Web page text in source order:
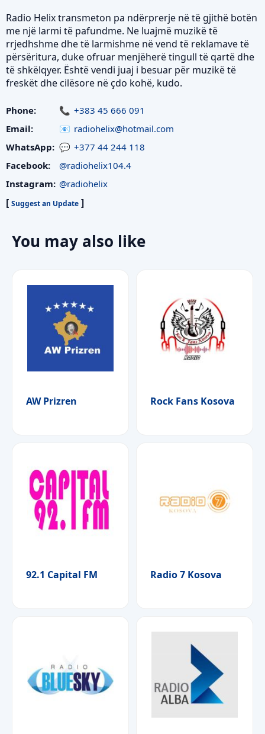
Radio Helix transmeton pa ndërprerje në të gjithë botën
me një larmi të pafundme. Ne luajmë muzikë të
rrjedhshme dhe të larmishme në vend të reklamave të
përsëritura, duke ofruar menjëherë tingull të qartë dhe
të shkëlqyer. Është vendi juaj i besuar për muzikë të
freskët dhe cilësore në çdo kohë, kudo.
Phone:
+383 45 666 091
Email:
radiohelix@hotmail.com
WhatsApp:
+377 44 244 118
Facebook:
@radiohelix104.4
Instagram: @radiohelix
[ Suggest an Update ]
You may also like
AW Prizren Rock Fans Kosova
92.1 Capital FM Radio 7 Kosova